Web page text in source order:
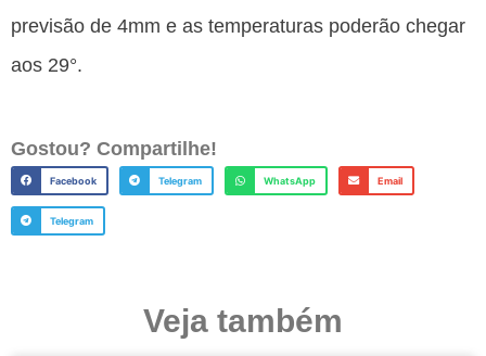
previsão de 4mm e as temperaturas poderão chegar
aos 29°.
Gostou? Compartilhe!
Facebook Telegram WhatsApp Email
Telegram
Veja também